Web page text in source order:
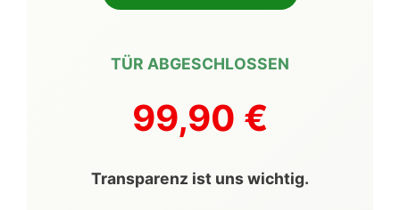
TÜR ABGESCHLOSSEN
99,90 €
Transparenz ist uns wichtig.